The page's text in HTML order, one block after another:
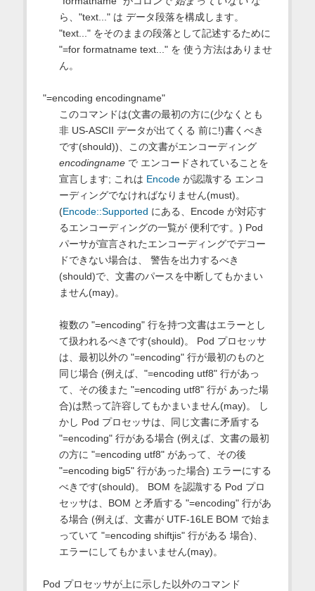
ら、"text..." は データ段落を構成します。
"text..." をそのままの段落として記述するために
"=for formatname text..." を 使う方法はありませ
ん。
"=encoding encodingname"
このコマンドは(文書の最初の方に(少なくとも
非 US-ASCII データが出てくる 前に!)書くべき
です(should))、この文書がエンコーディング
encodingnameで エンコードされていることを
宣言します; これは Encodeが認識する エンコ
ーディングでなければなりません(must)。
(Encode::Supported にある、Encode が対応す
るエンコーディングの一覧が 便利です。) Pod
パーサが宣言されたエンコーディングでデコー
ドできない場合は、 警告を出力するべき
(should)で、文書のパースを中断してもかまい
ません(may)。
複数の "=encoding" 行を持つ文書はエラーとし
て扱われるべきです(should)。 Pod プロセッサ
は、最初以外の "=encoding" 行が最初のものと
同じ場合 (例えば、"=encoding utf8" 行があっ
て、その後また "=encoding utf8" 行が あった場
合)は黙って許容してもかまいません(may)。 し
かし Pod プロセッサは、同じ文書に矛盾する
"=encoding" 行がある場合 (例えば、文書の最初
の方に "=encoding utf8" があって、その後
"=encoding big5" 行があった場合) エラーにする
べきです(should)。 BOM を認識する Pod プロ
セッサは、BOM と矛盾する "=encoding" 行があ
る場合 (例えば、文書が UTF-16LE BOM で始ま
っていて "=encoding shiftjis" 行がある 場合)、
エラーにしてもかまいません(may)。
Pod プロセッサが上に示した以外のコマンド